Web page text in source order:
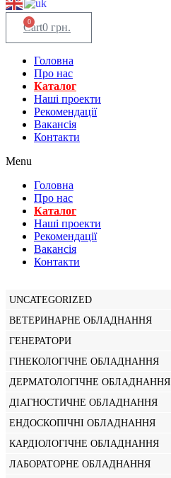
0 грн.
0
Cart
Головна
Про нас
Каталог
Нашi проекти
Рекомендації
Вакансiя
Контакти
Menu
Головна
Про нас
Каталог
Нашi проекти
Рекомендації
Вакансiя
Контакти
UNCATEGORIZED
ВЕТЕРИНАРНЕ ОБЛАДНАННЯ
ГЕНЕРАТОРИ
ГІНЕКОЛОГІЧНЕ ОБЛАДНАННЯ
ДЕРМАТОЛОГІЧНЕ ОБЛАДНАННЯ
ДІАГНОСТИЧНЕ ОБЛАДНАННЯ
ЕНДОСКОПІЧНІ ОБЛАДНАННЯ
КАРДІОЛОГІЧНЕ ОБЛАДНАННЯ
ЛАБОРАТОРНЕ ОБЛАДНАННЯ